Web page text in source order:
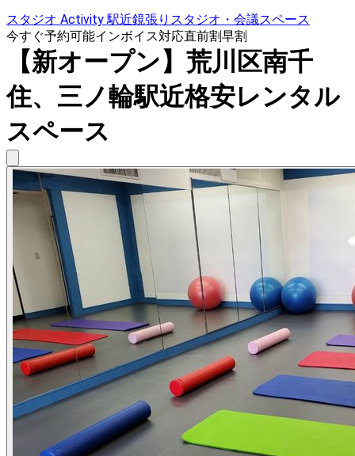
スタジオ Activity 駅近鏡張りスタジオ・会議スペース
今すぐ予約可能インボイス対応直前割早割
【新オープン】荒川区南千
住、三ノ輪駅近格安レンタル
スペース